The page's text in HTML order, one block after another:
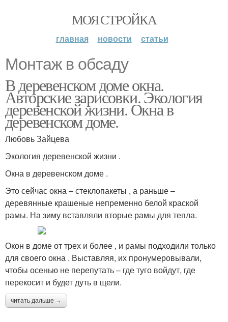
МОЯ СТРОЙКА
главная новости статьи
Монтаж в обсаду
В деревенском доме окна.
Авторские зарисовки. Экология
деревенской жизни. Окна в
деревенском доме.
Любовь Зайцева
Экология деревенской жизни .
Окна в деревенском доме .
Это сейчас окна – стеклопакеты , а раньше –
деревянные крашеные непременно белой краской
рамы. На зиму вставляли вторые рамы для тепла.
Окон в доме от трех и более , и рамы подходили только
для своего окна . Выставляя, их пронумеровывали,
чтобы осенью не перепутать – где туго войдут, где
перекосит и будет дуть в щели.
читать дальше →